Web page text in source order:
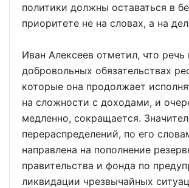
политики должны оставаться в
приоритете не на словах, а на
Иван Алексеев отметил, что речь
добровольных обязательствах
которые она продолжает
на сложности с доходами, и
медленно, сокращается.
перераспределений, по его
направлена на пополнение
правительства и фонда по
ликвидации чрезвычайных